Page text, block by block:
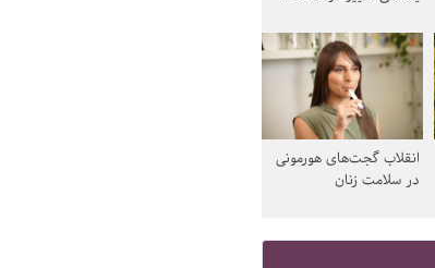
انقلاب گجت‌های هورمونی
در سلامت زنان